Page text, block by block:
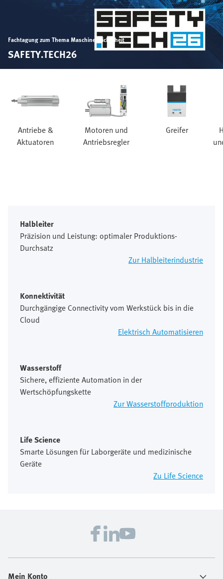
Fachtagung zum Thema Maschinensicherheit
SAFETY.TECH26
Antriebe &
Aktuatoren
Motoren und
Antriebsregler
Greifer
Halbleiter
Präzision und Leistung: optimaler Produktions-
Durchsatz
Zur Halbleiterindustrie
Konnektivität
Durchgängige Connectivity vom Werkstück bis in die
Cloud
Elektrisch Automatisieren
Wasserstoff
Sichere, effiziente Automation in der
Wertschöpfungskette
Zur Wasserstoffproduktion
Life Science
Smarte Lösungen für Laborgeräte und medizinische
Geräte
Zu Life Science
Mein Konto